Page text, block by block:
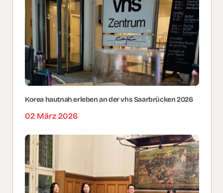
Korea hautnah erleben an der vhs Saarbrücken 2026
02 März 2026